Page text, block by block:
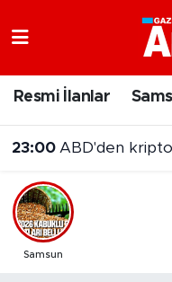
Resmi İlanlar
23:00 ABD'den kripto
Samsun
Samsun
Trafik Durumu
Süper Lig Puan